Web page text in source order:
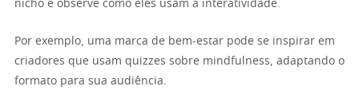
nicho e observe como eles usam a interatividade.
Por exemplo, uma marca de bem-estar pode se inspirar em
criadores que usam quizzes sobre mindfulness, adaptando o
formato para sua audiência.